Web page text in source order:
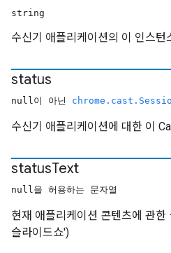
string
수신기 애플리케이션의 이 인스턴
status
null이 아닌
수신기 애플리케이션에 대한 이
statusText
null을 허용하는 문자열
현재 애플리케이션 콘텐츠에 관한
슬라이드쇼')